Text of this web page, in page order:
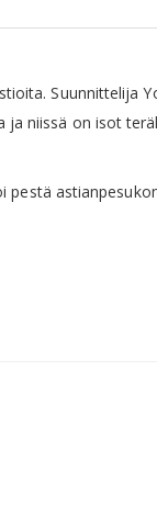
Suunnittelija
niissä on isot